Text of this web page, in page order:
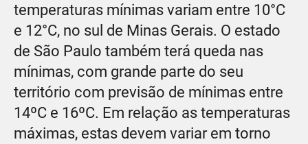
temperaturas mínimas variam entre 10°C
e 12°C, no sul de Minas Gerais. O estado
de São Paulo também terá queda nas
mínimas, com grande parte do seu
território com previsão de mínimas entre
14ºC e 16ºC. Em relação as temperaturas
máximas, estas devem variar em torno